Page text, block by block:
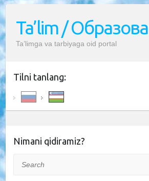
Ta’lim /
Ta’limga va tarbiyaga oid portal
Tilni tanlang:
Nimani qidiramiz?